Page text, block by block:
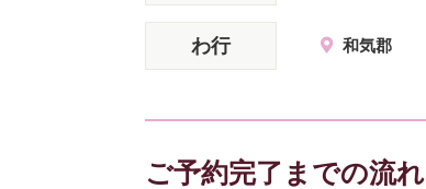
わ行 和気郡
ご予約完了までの流れ